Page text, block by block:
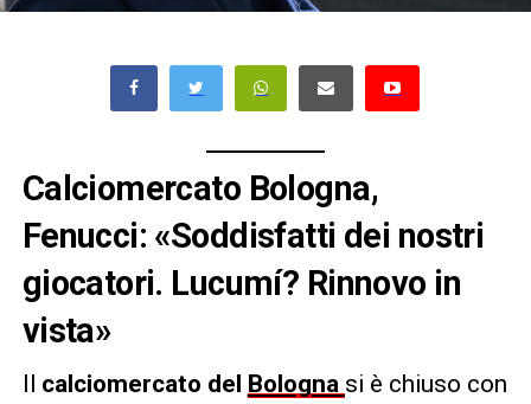
Calciomercato Bologna,
Fenucci: «Soddisfatti dei nostri
giocatori. Lucumí? Rinnovo in
vista»
Il calciomercato del Bologna si è chiuso con